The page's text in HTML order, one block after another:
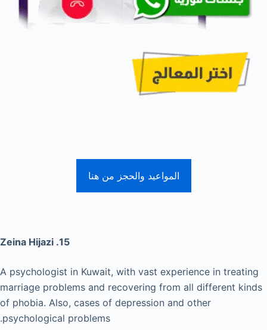
المواعيد والحجز من هنا
15. Zeina Hijazi
A psychologist in Kuwait, with vast experience in treating
marriage problems and recovering from all different kinds
of phobia. Also, cases of depression and other
psychological problems.